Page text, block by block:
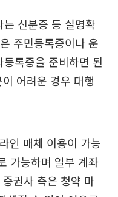
신분증 등 실명확
주민등록증이나 운
록증을 준비하면 된
어려운 경우 대행
인 매체 이용이 가능
가능하며 일부 계좌
권사 측은 청약 마